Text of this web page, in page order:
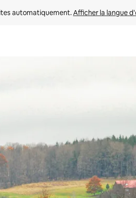
automatiquement. Afficher la langue
les parcourir ou en appuyant et en faisant